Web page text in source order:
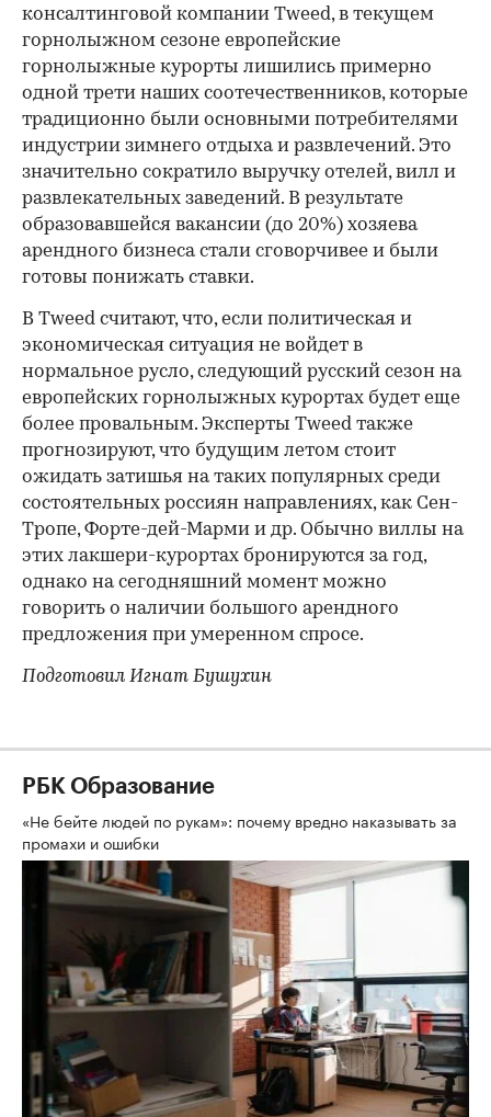
консалтинговой компании Tweed, в текущем
горнолыжном сезоне европейские
горнолыжные курорты лишились примерно
одной трети наших соотечественников, которые
традиционно были основными потребителями
индустрии зимнего отдыха и развлечений. Это
значительно сократило выручку отелей, вилл и
развлекательных заведений. В результате
образовавшейся вакансии (до 20%) хозяева
арендного бизнеса стали сговорчивее и были
готовы понижать ставки.
В Tweed считают, что, если политическая и
экономическая ситуация не войдет в
нормальное русло, следующий русский сезон на
европейских горнолыжных курортах будет еще
более провальным. Эксперты Tweed также
прогнозируют, что будущим летом стоит
ожидать затишья на таких популярных среди
состоятельных россиян направлениях, как Сен-
Тропе, Форте-дей-Марми и др. Обычно виллы на
этих лакшери-курортах бронируются за год,
однако на сегодняшний момент можно
говорить о наличии большого арендного
предложения при умеренном спросе.
Подготовил Игнат Бушухин
РБК Образование
«Не бейте людей по рукам»: почему вредно наказывать за
промахи и ошибки